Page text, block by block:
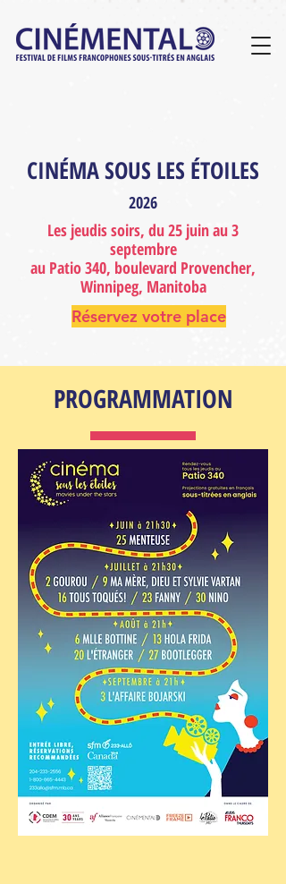
CINÉMA SOUS LES ÉTOILES
2026
Les jeudis soirs, du 25 juin au 3
septembre
au Patio 340, boulevard Provencher,
Winnipeg, Manitoba
Réservez votre place
PROGRAMMATION